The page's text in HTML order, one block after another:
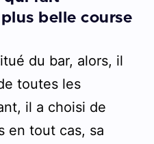
belle course
du bar, alors, il
toutes les
il a choisi de
en tout cas, sa